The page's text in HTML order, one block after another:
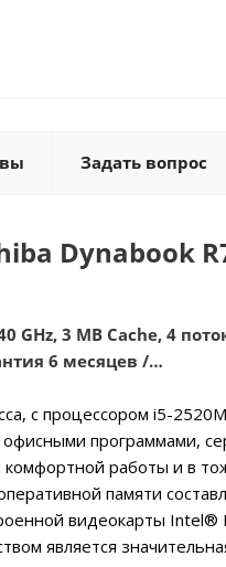
Задать вопрос
Dynabook
3 MB Cache, 4
6 месяцев /…
с процессором i5-
программами,
работы и в
памяти
видеокарты Intel®
является